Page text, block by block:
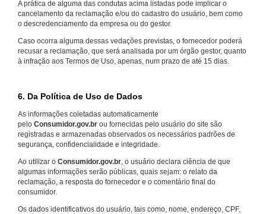
A prática de alguma das condutas acima listadas pode implicar o
cancelamento da reclamação e/ou do cadastro do usuário, bem como
o descredenciamento da empresa ou do gestor.
Caso ocorra alguma dessas vedações previstas, o fornecedor poderá
recusar a reclamação, que será analisada por um órgão gestor, quanto
à infração aos Termos de Uso, apenas, num prazo de até 15 dias.
6. Da Política de Uso de Dados
As informações coletadas automaticamente
pelo Consumidor.gov.br ou fornecidas pelo usuário do site são
registradas e armazenadas observados os necessários padrões de
segurança, confidencialidade e integridade.
Ao utilizar o Consumidor.gov.br , o usuário declara ciência de que
algumas informações serão públicas, quais sejam: o relato da
reclamação, a resposta do fornecedor e o comentário final do
consumidor.
Os dados identificativos do usuário, tais como, nome, endereço, CPF,